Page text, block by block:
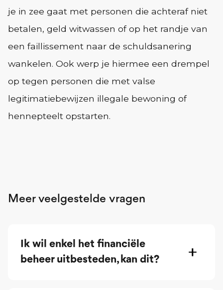
je in zee gaat met personen die achteraf niet
betalen, geld witwassen of op het randje van
een faillissement naar de schuldsanering
wankelen. Ook werp je hiermee een drempel
op tegen personen die met valse
legitimatiebewijzen illegale bewoning of
hennepteelt opstarten.
Meer veelgestelde vragen
Ik wil enkel het financiële
beheer uitbesteden, kan dit?